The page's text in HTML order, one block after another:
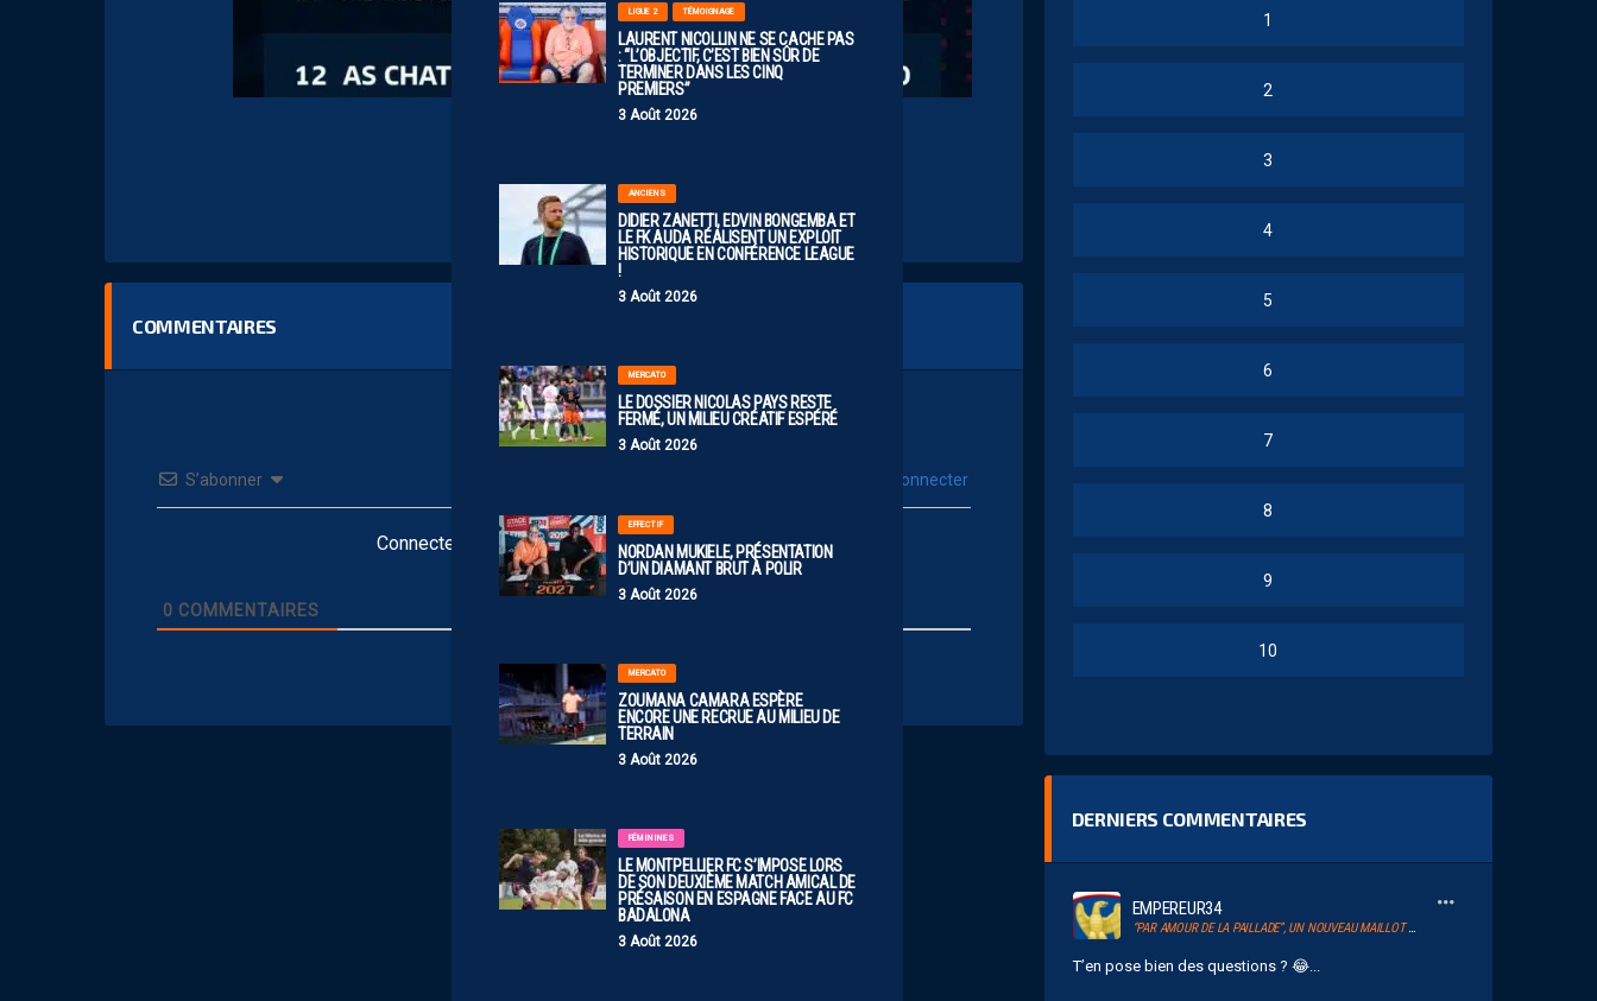
LIGUE 2 TÉMOIGNAGE
LAURENT NICOLLIN NE SE CACHE PAS
: “L’OBJECTIF, C’EST BIEN SÛR DE
TERMINER DANS LES CINQ
PREMIERS”
3 Août 2026
ANCIENS
DIDIER ZANETTI, EDVIN BONGEMBA ET
LE FK AUDA RÉALISENT UN EXPLOIT
HISTORIQUE EN CONFÉRENCE LEAGUE
!
3 Août 2026
MERCATO
LE DOSSIER NICOLAS PAYS RESTE
FERMÉ, UN MILIEU CRÉATIF ESPÉRÉ
3 Août 2026
EFFECTIF
NORDAN MUKIELE, PRÉSENTATION
D’UN DIAMANT BRUT À POLIR
3 Août 2026
MERCATO
ZOUMANA CAMARA ESPÈRE
ENCORE UNE RECRUE AU MILIEU DE
TERRAIN
3 Août 2026
FÉMININES
LE MONTPELLIER FC S’IMPOSE LORS
DE SON DEUXIÈME MATCH AMICAL DE
PRÉSAISON EN ESPAGNE FACE AU FC
BADALONA
3 Août 2026
COMMENTAIRES
S’abonner vous connecter
Connectez-vous pour poster un commentaire
0 COMMENTAIRES
1
2
3
4
5
6
7
8
9
10
DERNIERS COMMENTAIRES
EMPEREUR34
“PAR AMOUR DE LA PAILLADE”, UN NOUVEAU MAILLOT POUR LE MHSC
T’en pose bien des questions ? 😂...